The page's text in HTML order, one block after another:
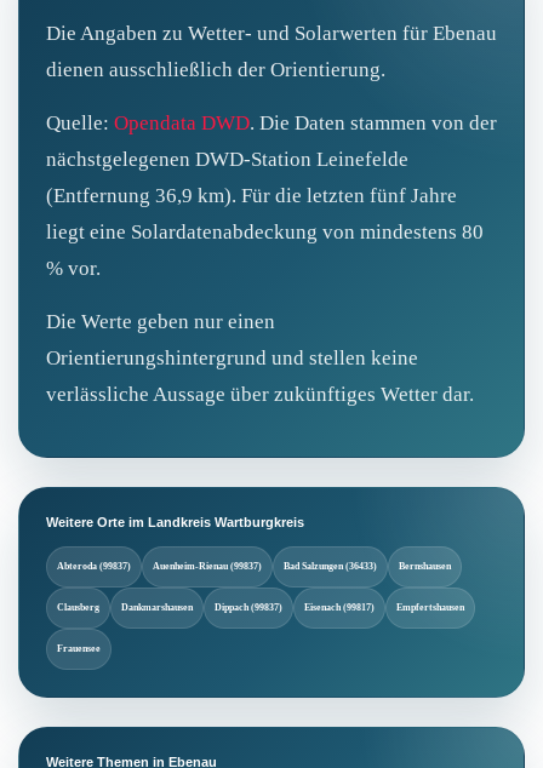
Die Angaben zu Wetter- und Solarwerten für Ebenau
dienen ausschließlich der Orientierung.
Quelle: Opendata DWD. Die Daten stammen von der
nächstgelegenen DWD‑Station Leinefelde
(Entfernung 36,9 km). Für die letzten fünf Jahre
liegt eine Solardatenabdeckung von mindestens 80
% vor.
Die Werte geben nur einen
Orientierungshintergrund und stellen keine
verlässliche Aussage über zukünftiges Wetter dar.
Weitere Orte im Landkreis Wartburgkreis
Abteroda (99837) Auenheim-Rienau (99837) Bad Salzungen (36433) Bernshausen
Clausberg Dankmarshausen Dippach (99837) Eisenach (99817) Empfertshausen
Frauensee
Weitere Themen in Ebenau